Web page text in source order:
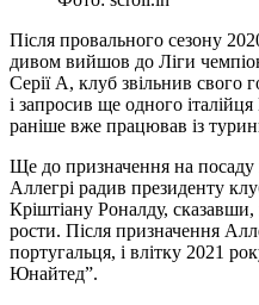
Після провального сезону
дивом вийшов до Ліги
Серії А, клуб звільнив свого
і запросив ще одного
раніше вже працював із
Ще до призначення на посаду
Аллегрі радив президенту
Кріштіану Роналду,
рости. Після призначення
португальця, і влітку 2021
Юнайтед”.